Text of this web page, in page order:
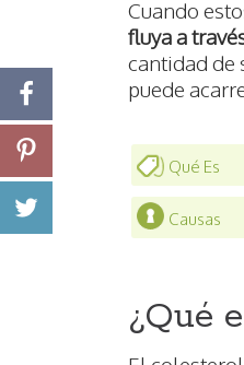
Cuando
fluya a
cantidad de
puede
Qué Es
Causas
¿Qué